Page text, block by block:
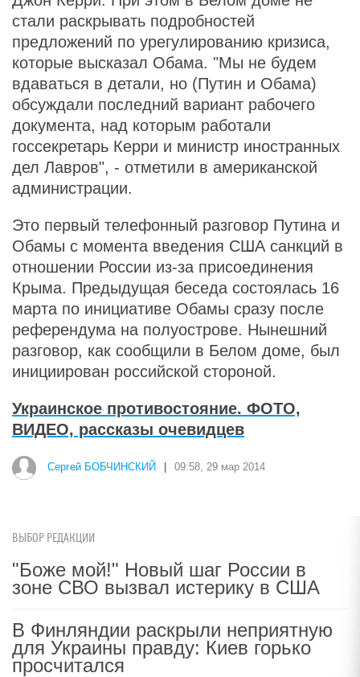
стали раскрывать подробностей
предложений по урегулированию кризиса,
которые высказал Обама. "Мы не будем
вдаваться в детали, но (Путин и Обама)
обсуждали последний вариант рабочего
документа, над которым работали
госсекретарь Керри и министр иностранных
дел Лавров", - отметили в американской
администрации.
Это первый телефонный разговор Путина и
Обамы с момента введения США санкций в
отношении России из-за присоединения
Крыма. Предыдущая беседа состоялась 16
марта по инициативе Обамы сразу после
референдума на полуострове. Нынешний
разговор, как сообщили в Белом доме, был
инициирован российской стороной.
Украинское противостояние. ФОТО,
ВИДЕО, рассказы очевидцев
Сергей БОБЧИНСКИЙ 09:58, 29 мар 2014
ВЫБОР РЕДАКЦИИ
"Боже мой!" Новый шаг России в
зоне СВО вызвал истерику в США
В Финляндии раскрыли неприятную
для Украины правду: Киев горько
просчитался